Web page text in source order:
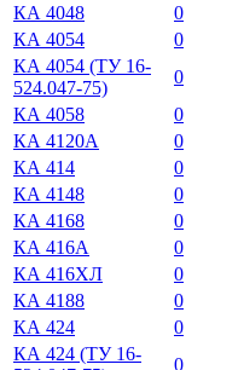
КА 4048
0
КА 4054
0
КА 4054 (ТУ 16-
524.047-75)
0
КА 4058
0
КА 4120А
0
КА 414
0
КА 4148
0
КА 4168
0
КА 416А
0
КА 416ХЛ
0
КА 4188
0
КА 424
0
КА 424 (ТУ 16-
0